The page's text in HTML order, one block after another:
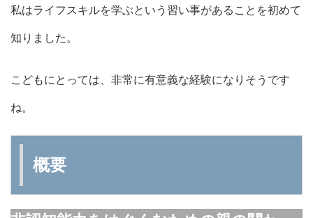
私はライフスキルを学ぶという習い事があることを初めて
知りました。
こどもにとっては、非常に有意義な経験になりそうです
ね。
概要